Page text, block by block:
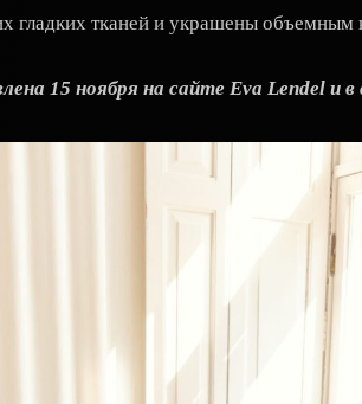
гладких тканей и украшены
15 ноября на сайте Eva Lendel и